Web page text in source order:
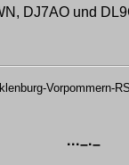
DJ7AO und
Vorpommern-
···–·–